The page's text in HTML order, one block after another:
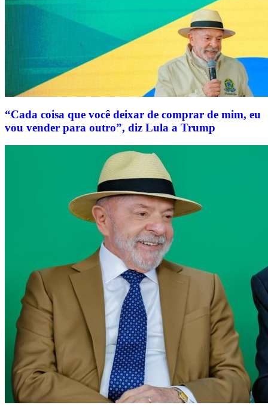
“Cada coisa que você deixar de comprar de mim, eu
vou vender para outro”, diz Lula a Trump